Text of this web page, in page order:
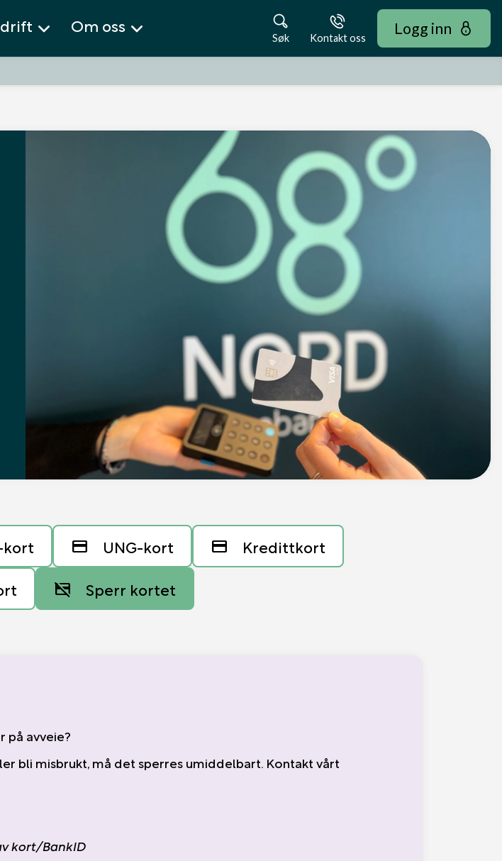
Om oss
Søk Kontakt oss
Logg inn
kort UNG-kort
credit_card Kredittkort
credit_card
Sperr kortet
credit_card_off
avveie?
bli misbrukt, må det sperres umiddelbart. Kontakt vårt
kort/BankID